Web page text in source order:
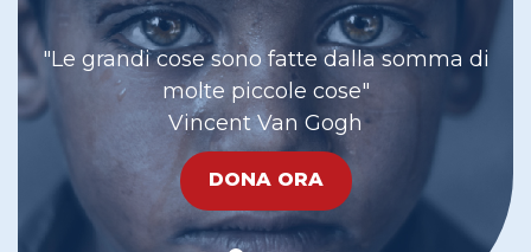
"Le grandi cose sono fatte dalla somma di
molte piccole cose"
Vincent Van Gogh
DONA ORA